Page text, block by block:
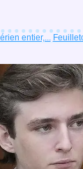
entier,...